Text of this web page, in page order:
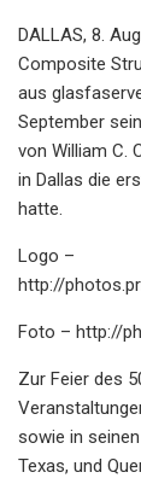
DALLAS, 8.
Composite
aus
September
von William C.
in Dallas die
hatte.
Logo –
http://
Foto – http://
Zur Feier des
sowie in
Texas, und